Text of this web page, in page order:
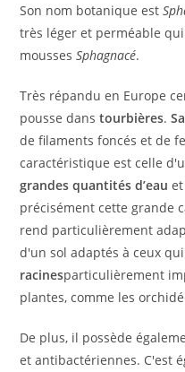
Son nom botanique est
très léger et perméable
moussesSphagnacé.
Très répandu en Europe
pousse danstourbières.
de filaments foncés et de
caractéristique est celle
grandes quantités d’eau
précisément cette grande
rend particulièrement
d'un sol adaptés à ceux
racinesparticulièrement
plantes, comme les
De plus, il possède
et antibactériennes. C'est